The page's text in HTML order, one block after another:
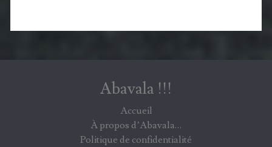
Abavala !!!
Accueil
À propos d’Abavala…
Politique de confidentialité